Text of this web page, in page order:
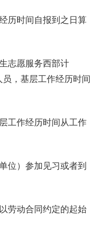
历时间自报到之日算
志愿服务西部计
，基层工作经历时间
工作经历时间从工作
）参加见习或者到
劳动合同约定的起始